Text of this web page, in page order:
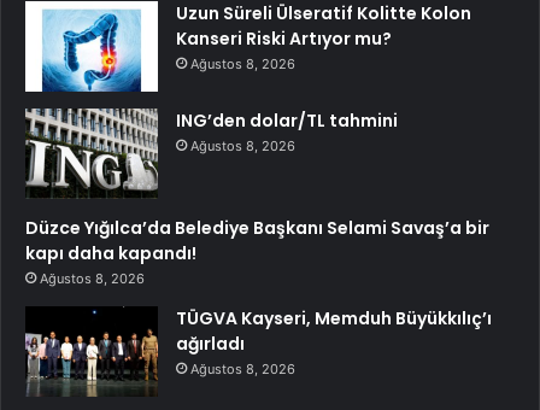
Uzun Süreli Ülseratif Kolitte Kolon
Kanseri Riski Artıyor mu?
Ağustos 8, 2026
ING’den dolar/TL tahmini
Ağustos 8, 2026
Düzce Yığılca’da Belediye Başkanı Selami Savaş’a bir
kapı daha kapandı!
Ağustos 8, 2026
TÜGVA Kayseri, Memduh Büyükkılıç’ı
ağırladı
Ağustos 8, 2026